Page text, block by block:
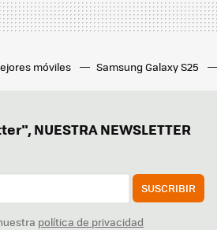
móviles Samsung Galaxy S25
NUESTRA NEWSLETTER
SUSCRIBIR
política de privacidad